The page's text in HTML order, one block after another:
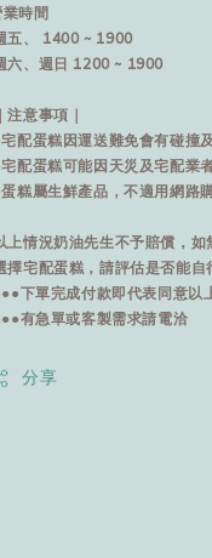
時間
五、 1400 ~ 1900
六、週日 1200 ~ 1900
注意事項｜
配蛋糕因運送難免會有碰撞
配蛋糕可能因天災及宅配業
糕屬生鮮產品，不適用網路
上情況奶油先生不予賠償，如
擇宅配蛋糕，請評估是否能
下單完成付款即代表同意以
有急單或客製需求請電洽
分享